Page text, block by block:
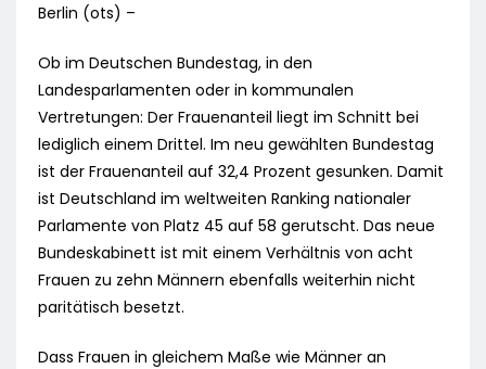
Berlin (ots) –
Ob im Deutschen Bundestag, in den
Landesparlamenten oder in kommunalen
Vertretungen: Der Frauenanteil liegt im Schnitt bei
lediglich einem Drittel. Im neu gewählten Bundestag
ist der Frauenanteil auf 32,4 Prozent gesunken. Damit
ist Deutschland im weltweiten Ranking nationaler
Parlamente von Platz 45 auf 58 gerutscht. Das neue
Bundeskabinett ist mit einem Verhältnis von acht
Frauen zu zehn Männern ebenfalls weiterhin nicht
paritätisch besetzt.
Dass Frauen in gleichem Maße wie Männer an